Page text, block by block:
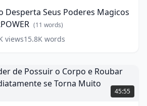
Desperta Seus Poderes Magicos
(11 words)
views15.8K words
45:55